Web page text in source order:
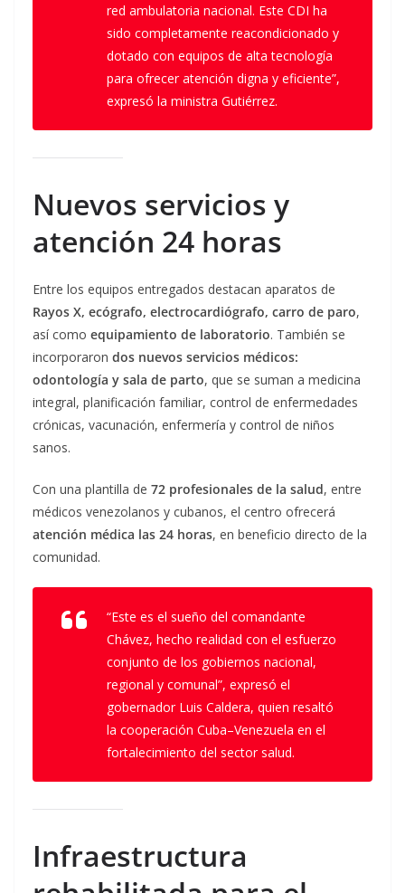
red ambulatoria nacional. Este CDI ha
sido completamente reacondicionado y
dotado con equipos de alta tecnología
para ofrecer atención digna y eficiente”,
expresó la ministra Gutiérrez.
Nuevos servicios y
atención 24 horas
Entre los equipos entregados destacan aparatos de
Rayos X, ecógrafo, electrocardiógrafo, carro de paro,
así como equipamiento de laboratorio. También se
incorporaron dos nuevos servicios médicos:
odontología y sala de parto, que se suman a medicina
integral, planificación familiar, control de enfermedades
crónicas, vacunación, enfermería y control de niños
sanos.
Con una plantilla de 72 profesionales de la salud, entre
médicos venezolanos y cubanos, el centro ofrecerá
atención médica las 24 horas, en beneficio directo de la
comunidad.
“Este es el sueño del comandante
Chávez, hecho realidad con el esfuerzo
conjunto de los gobiernos nacional,
regional y comunal”, expresó el
gobernador Luis Caldera, quien resaltó
la cooperación Cuba–Venezuela en el
fortalecimiento del sector salud.
Infraestructura